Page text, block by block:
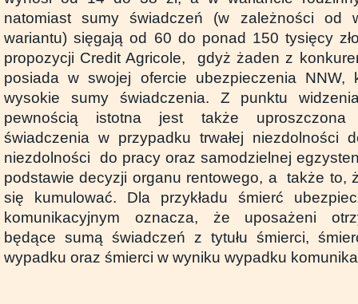
natomiast sumy świadczeń (w zależności od
wariantu) sięgają od 60 do ponad 150 tysięcy
propozycji Credit Agricole, gdyż żaden z
posiada w swojej ofercie ubezpieczenia
wysokie sumy świadczenia. Z punktu
pewnością istotna jest także uproszczona
świadczenia w przypadku trwałej niezdolności
niezdolności do pracy oraz samodzielnej
podstawie decyzji organu rentowego, a także to,
się kumulować. Dla przykładu śmierć
komunikacyjnym oznacza, że uposażeni
będące sumą świadczeń z tytułu śmierci,
wypadku oraz śmierci w wyniku wypadku